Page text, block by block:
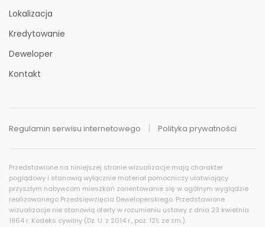
Lokalizacja
Kredytowanie
Deweloper
Kontakt
Regulamin serwisu internetowego Polityka prywatności
Przedstawione na niniejszej stronie wizualizacje mają charakter
poglądowy i stanowią wyłącznie materiał pomocniczy ułatwiający
przyszłym nabywcom mieszkań zorientowanie się w ogólnym wyglądzie
realizowanego Przedsięwzięcia Deweloperskiego. Przedstawione
wizualizacje nie stanowią oferty w rozumieniu ustawy z dnia 23 kwietnia
1964 r. Kodeks cywilny (Dz. U. z 2014 r., poz. 121; ze zm.).